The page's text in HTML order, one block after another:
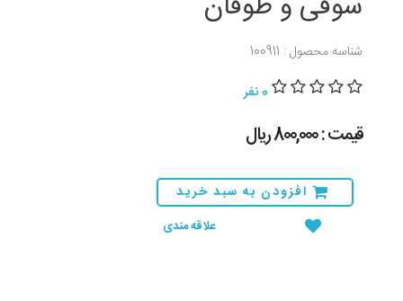
شناسه محصول : 100911
0 نفر
قیمت : 800,000 ريال
افزودن به سبد خرید
علاقه مندی